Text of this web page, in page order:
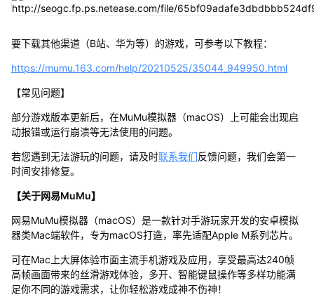
要下载其他渠道（B站、华为等）的游戏，可参考以下教程：
https://mumu.163.com/help/20210525/35044_949950.html
【常见问题】
部分游戏版本更新后，在MuMu模拟器（macOS）上可能会出现启
动报错或运行崩溃等无法使用的问题。
若您遇到无法游玩的问题，请及时联系我们反馈问题，我们会第一
时间安排修复。
【关于网易MuMu】
网易MuMu模拟器（macOS）是一款针对手游玩家开发的安卓模拟
器类Mac端软件，专为macOS打造，率先适配Apple M系列芯片。
可在Mac上大屏体验市面主流手机游戏及应用，享受最高达240帧
高帧画面带来的丝滑游戏体验，多开、智能键鼠操作等多样功能满
足你不同的游戏需求，让你轻松游戏成神不伤神！